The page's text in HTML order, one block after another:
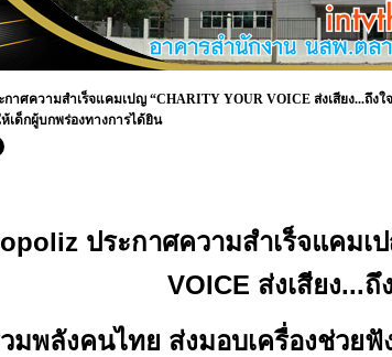
กาศความสำเร็จแคมเปญ “CHARITY YOUR VOICE ส่งเสียง...ถึง
เด็กผู้บกพร่องทางการได้ยิน
ประกาศความสำเร็จแคมเ
VOICE ส่งเสียง...ถึ
มพลังคนไทย ส่งมอบเครื่องช่วยฟั